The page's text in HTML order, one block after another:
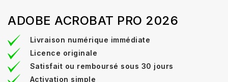
ADOBE ACROBAT PRO 2026
Livraison numérique immédiate
Licence originale
Satisfait ou remboursé sous 30 jours
Activation simple